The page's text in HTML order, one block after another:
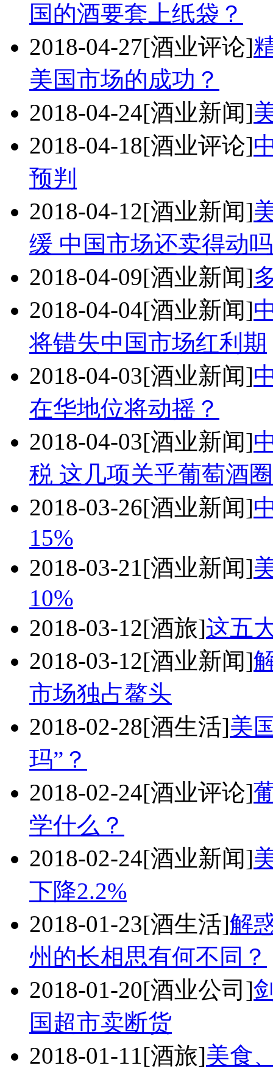
国的酒要套上纸袋？
2018-04-27[酒业评论]
美国市场的成功？
2018-04-24[酒业新闻]
2018-04-18[酒业评论]
预判
2018-04-12[酒业新闻]
缓 中国市场还卖得动吗
2018-04-09[酒业新闻]
2018-04-04[酒业新闻]
将错失中国市场红利期
2018-04-03[酒业新闻]
在华地位将动摇？
2018-04-03[酒业新闻]
税 这几项关乎葡萄酒圈
2018-03-26[酒业新闻]
15%
2018-03-21[酒业新闻]
10%
2018-03-12[酒旅]这五
2018-03-12[酒业新闻]
市场独占鳌头
2018-02-28[酒生活]美
玛”？
2018-02-24[酒业评论]
学什么？
2018-02-24[酒业新闻]
下降2.2%
2018-01-23[酒生活]解
州的长相思有何不同？
2018-01-20[酒业公司]
国超市卖断货
2018-01-11[酒旅]美食